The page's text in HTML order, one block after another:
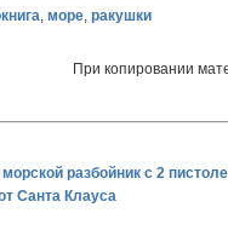
, море, ракушки
При копировании
разбойник с 2
Санта Клауса